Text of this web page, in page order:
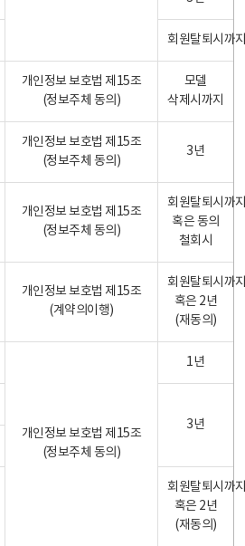
회원탈퇴시까
개인정보 보호법 제15조
(정보주체 동의)
모델
삭제시까지
개인정보 보호법 제15조
(정보주체 동의)
3년
개인정보 보호법 제15조
(정보주체 동의)
회원탈퇴시까
혹은 동의
철회시
개인정보 보호법 제15조
(계약의이행)
회원탈퇴시까
혹은 2년
(재동의)
개인정보 보호법 제15조
(정보주체 동의)
1년
3년
회원탈퇴시까
혹은 2년
(재동의)